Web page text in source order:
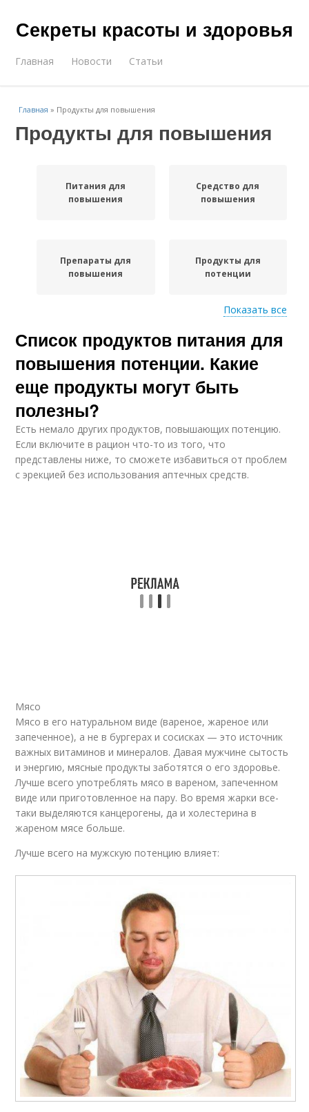
Секреты красоты и здоровья
Главная Новости Статьи
Главная » Продукты для повышения
Продукты для повышения
Питания для
повышения
Средство для
повышения
Препараты для
повышения
Продукты для
потенции
Отличные продукты Продукты на основе
Продукты из муки
Показать все
Список продуктов питания для
повышения потенции. Какие
еще продукты могут быть
полезны?
Есть немало других продуктов, повышающих потенцию.
Если включите в рацион что-то из того, что
представлены ниже, то сможете избавиться от проблем
с эрекцией без использования аптечных средств.
Мясо
Мясо в его натуральном виде (вареное, жареное или
запеченное), а не в бургерах и сосисках — это источник
важных витаминов и минералов. Давая мужчине сытость
и энергию, мясные продукты заботятся о его здоровье.
Лучше всего употреблять мясо в вареном, запеченном
виде или приготовленное на пару. Во время жарки все-
таки выделяются канцерогены, да и холестерина в
жареном мясе больше.
Лучше всего на мужскую потенцию влияет: